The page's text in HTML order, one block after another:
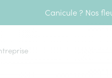
Canicule ? Nos